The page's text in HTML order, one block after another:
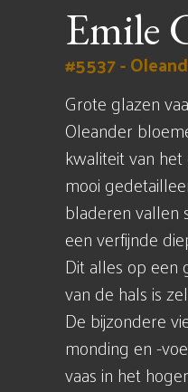
Emile
#5537 -
Grote glazen
Oleander
kwaliteit van
mooi
bladeren vallen
een verfijnde
Dit alles op
van de hals is
De bijzondere
monding en -
vaas in het